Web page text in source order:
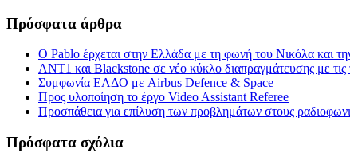
Πρόσφατα άρθρα
Ο Pablo έρχεται στην Ελλάδα με τη φωνή του Νικόλα και
ΑΝΤ1 και Blackstone σε νέο κύκλο διαπραγμάτευσης με τις
Συμφωνία ΕΛΔΟ με Airbus Defence & Space
Προς υλοποίηση το έργο Video Assistant Referee
Προσπάθεια για επίλυση των προβλημάτων στους
Πρόσφατα σχόλια